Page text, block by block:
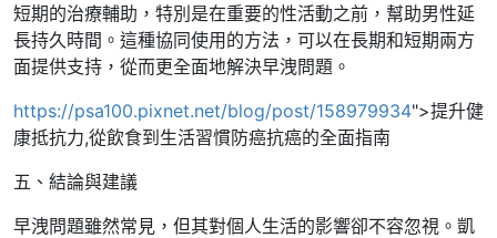
短期的治療輔助，特別是在重要的性活動之前，幫助男性延
長持久時間。這種協同使用的方法，可以在長期和短期兩方
面提供支持，從而更全面地解決早洩問題。
https://psa100.pixnet.net/blog/post/158979934">提升健
康抵抗力,從飲食到生活習慣防癌抗癌的全面指南
五、結論與建議
早洩問題雖然常見，但其對個人生活的影響卻不容忽視。凱